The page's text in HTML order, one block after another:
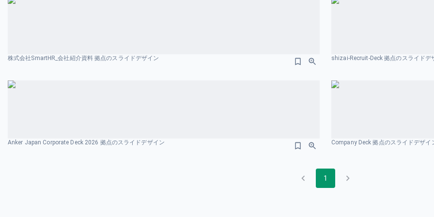
株式会社SmartHR_会社紹介資料 拠点のスライドデザイン shizai-Recruit-Deck 拠点のスライドデ
Anker Japan Corporate Deck 2026 拠点のスライドデザイン Company Deck 拠点のスライドデザイ
1